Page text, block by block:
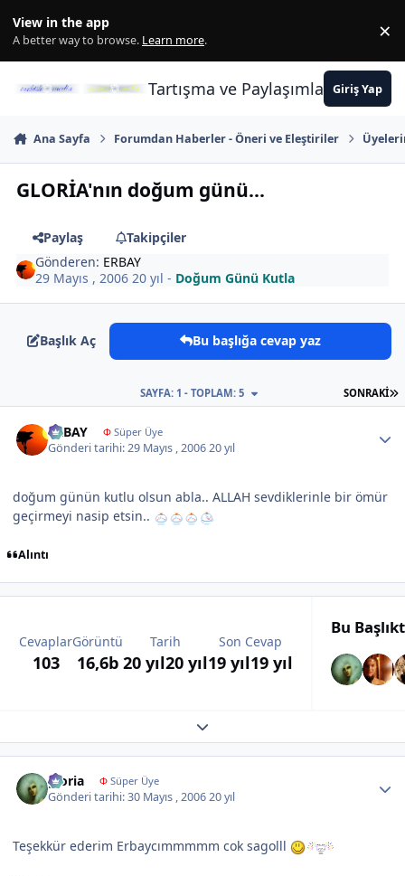
View in the app
A better way to browse. Learn more. ×
Tartışma ve PaylaşımlarınGiriş Yap
Ana Sayfa Forumdan Haberler - Öneri ve Eleştiriler
GLORİA'nın doğum günü...
Paylaş
Takipçiler
Gönderen: ERBAY
29 Mayıs , 2006 20 yıl - Doğum Günü Kutla
Başlık Aç Bu başlığa cevap yaz
SONRAKI
SAYFA: 1 - TOPLAM: 5
ERBAY ΦSüper Üye
Gönderi tarihi:29 Mayıs , 200620 yıl
doğum günün kutlu olsun abla.. ALLAH sevdiklerinle bir ömür
geçirmeyi nasip etsin..
Alıntı
Cevaplar
103
Görüntü
16,6b
Tarih
20 yıl20 yıl
Son Cevap
19 yıl19 yıl
Bu
Expand topic overview
gloria ΦSüper Üye
Gönderi tarihi:30 Mayıs , 200620 yıl
Teşekkür ederim Erbaycımmmmm cok sagolll